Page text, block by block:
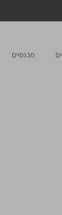
מכנסיים